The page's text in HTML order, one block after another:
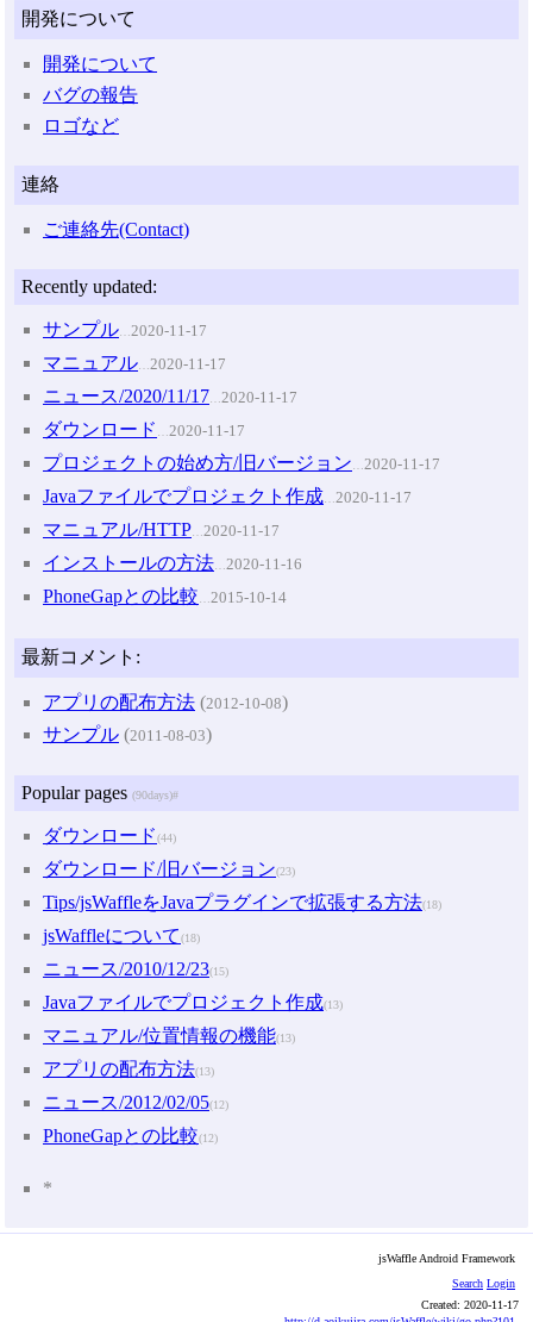
開発について
開発について
バグの報告
ロゴなど
連絡
ご連絡先(Contact)
Recently updated:
サンプル 2020-11-17
マニュアル 2020-11-17
ニュース/2020/11/17 2020-11-17
ダウンロード 2020-11-17
プロジェクトの始め方/旧バージョン 2020-11-17
Javaファイルでプロジェクト作成 2020-11-17
マニュアル/HTTP 2020-11-17
インストールの方法 2020-11-16
PhoneGapとの比較 2015-10-14
最新コメント:
アプリの配布方法 (2012-10-08)
サンプル (2011-08-03)
Popular pages (90days)#
ダウンロード(44)
ダウンロード/旧バージョン(23)
Tips/jsWaffleをJavaプラグインで拡張する方法(18)
jsWaffleについて(18)
ニュース/2010/12/23(15)
Javaファイルでプロジェクト作成(13)
マニュアル/位置情報の機能(13)
アプリの配布方法(13)
ニュース/2012/02/05(12)
PhoneGapとの比較(12)
*
jsWaffle Android Framework
Search Login
Created: 2020-11-17